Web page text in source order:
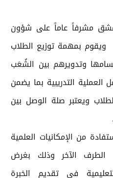
مشرفاً عاماً على شؤون
ويقوم بمهمة توزيع الطلاب
وتدويرهم بين الشُعَب
التدريبية بما يضمن
ويعتبر صلة الوصل بين
من الإمكانيات العلمية
الطرف الآخر وذلك بغرض
في تقديم الخبرة